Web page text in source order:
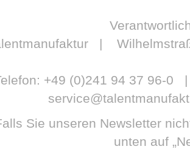
|
+49 (0)241 94 37 96-
Sie unseren Newsletter
unten auf